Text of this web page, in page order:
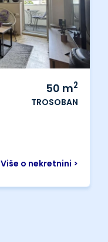
50 m2
TROSOBAN
Više o nekretnini >